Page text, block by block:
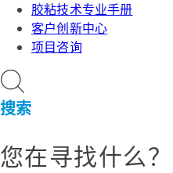
胶粘技术专业手册
客户创新中心
项目咨询
搜索
您在寻找什么？